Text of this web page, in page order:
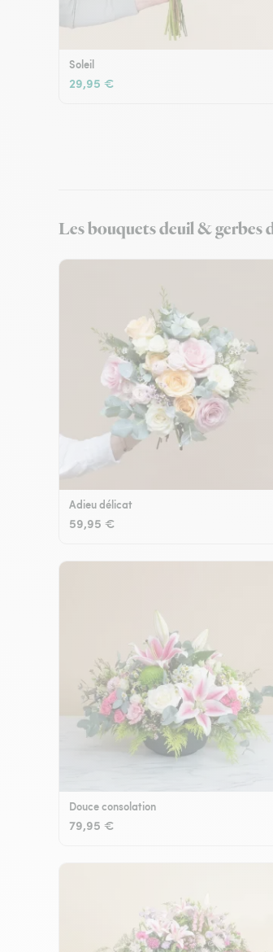
Soleil
29,95 €
Les bouquets deuil & gerbes
Adieu délicat
59,95 €
Douce consolation
79,95 €